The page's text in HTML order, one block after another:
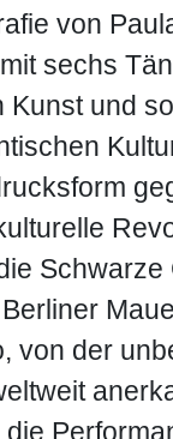
von
sechs
und
von der